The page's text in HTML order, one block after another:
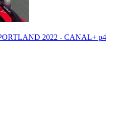
2022 - CANAL+ p4